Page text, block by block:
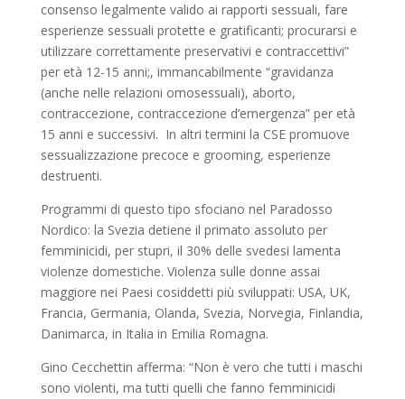
consenso legalmente valido ai rapporti sessuali, fare
esperienze sessuali protette e gratificanti; procurarsi e
utilizzare correttamente preservativi e contraccettivi”
per età 12-15 anni;, immancabilmente “gravidanza
(anche nelle relazioni omosessuali), aborto,
contraccezione, contraccezione d’emergenza” per età
15 anni e successivi. In altri termini la CSE promuove
sessualizzazione precoce e grooming, esperienze
destruenti.
Programmi di questo tipo sfociano nel Paradosso
Nordico: la Svezia detiene il primato assoluto per
femminicidi, per stupri, il 30% delle svedesi lamenta
violenze domestiche. Violenza sulle donne assai
maggiore nei Paesi cosiddetti più sviluppati: USA, UK,
Francia, Germania, Olanda, Svezia, Norvegia, Finlandia,
Danimarca, in Italia in Emilia Romagna.
Gino Cecchettin afferma: “Non è vero che tutti i maschi
sono violenti, ma tutti quelli che fanno femminicidi